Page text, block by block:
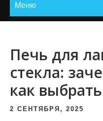
ь
Меню
Печь для
стекла:
как выбрать
2 СЕНТЯБРЯ, 2025